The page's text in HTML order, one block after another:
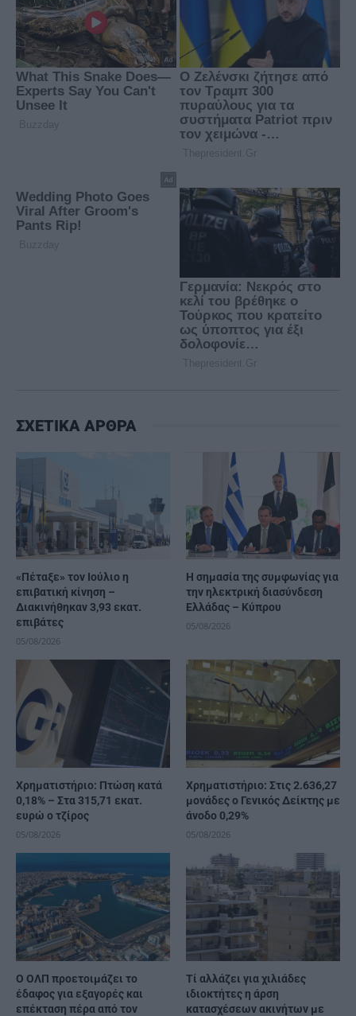
ΣΧΕΤΙΚΑ ΑΡΘΡΑ
«Πέταξε» τον Ιούλιο η
επιβατική κίνηση –
Διακινήθηκαν 3,93 εκατ.
επιβάτες
05/08/2026
H σημασία της συμφωνίας για
την ηλεκτρική διασύνδεση
Ελλάδας – Κύπρου
05/08/2026
Χρηματιστήριο: Πτώση κατά
0,18% – Στα 315,71 εκατ.
ευρώ ο τζίρος
05/08/2026
Χρηματιστήριο: Στις 2.636,27
μονάδες ο Γενικός Δείκτης με
άνοδο 0,29%
05/08/2026
O ΟΛΠ προετοιμάζει το
έδαφος για εξαγορές και
επέκταση πέρα από τον
Τί αλλάζει για χιλιάδες
ιδιοκτήτες η άρση
κατασχέσεων ακινήτων με